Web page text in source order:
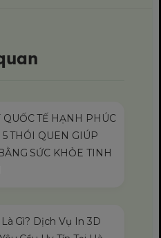
QUỐC TẾ HẠNH PHÚC
5 THÓI QUEN GIÚP
SỨC KHỎE TINH
Gì? Dịch Vụ In 3D